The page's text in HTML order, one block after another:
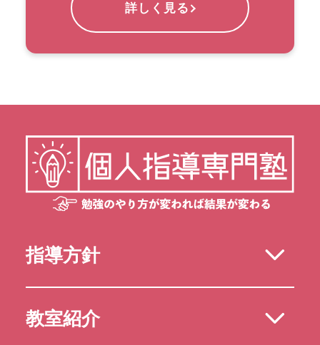
詳しく見る
指導方針
教室紹介